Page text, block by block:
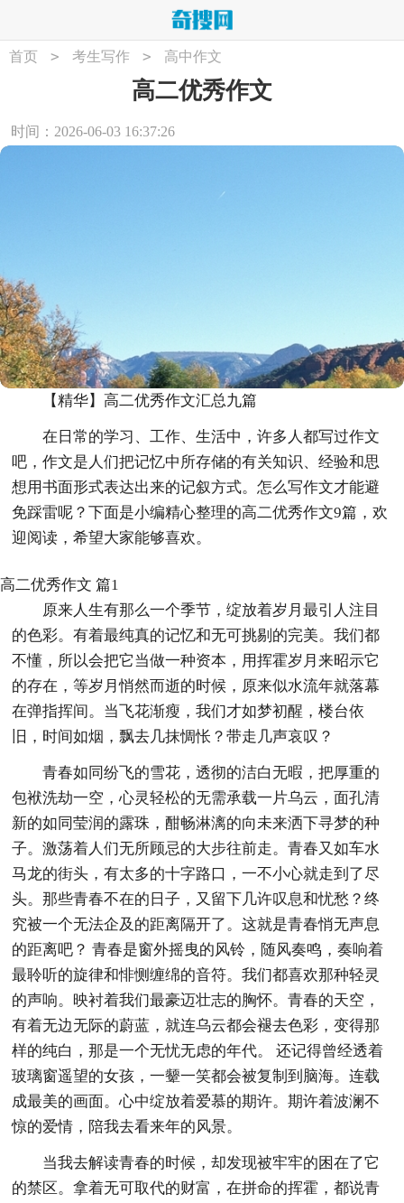
首页 > 考生写作 > 高中作文
高二优秀作文
时间：2026-06-03 16:37:26
【精华】高二优秀作文汇总九篇
在日常的学习、工作、生活中，许多人都写过作文
吧，作文是人们把记忆中所存储的有关知识、经验和思
想用书面形式表达出来的记叙方式。怎么写作文才能避
免踩雷呢？下面是小编精心整理的高二优秀作文9篇，欢
迎阅读，希望大家能够喜欢。
高二优秀作文 篇1
原来人生有那么一个季节，绽放着岁月最引人注目
的色彩。有着最纯真的记忆和无可挑剔的完美。我们都
不懂，所以会把它当做一种资本，用挥霍岁月来昭示它
的存在，等岁月悄然而逝的时候，原来似水流年就落幕
在弹指挥间。当飞花渐瘦，我们才如梦初醒，楼台依
旧，时间如烟，飘去几抹惆怅？带走几声哀叹？
青春如同纷飞的雪花，透彻的洁白无暇，把厚重的
包袱洗劫一空，心灵轻松的无需承载一片乌云，面孔清
新的如同莹润的露珠，酣畅淋漓的向未来洒下寻梦的种
子。激荡着人们无所顾忌的大步往前走。青春又如车水
马龙的街头，有太多的十字路口，一不小心就走到了尽
头。那些青春不在的日子，又留下几许叹息和忧愁？终
究被一个无法企及的距离隔开了。这就是青春悄无声息
的距离吧？ 青春是窗外摇曳的风铃，随风奏鸣，奏响着
最聆听的旋律和悱恻缠绵的音符。我们都喜欢那种轻灵
的声响。映衬着我们最豪迈壮志的胸怀。青春的天空，
有着无边无际的蔚蓝，就连乌云都会褪去色彩，变得那
样的纯白，那是一个无忧无虑的年代。 还记得曾经透着
玻璃窗遥望的女孩，一颦一笑都会被复制到脑海。连载
成最美的画面。心中绽放着爱慕的期许。期许着波澜不
惊的爱情，陪我去看来年的风景。
当我去解读青春的时候，却发现被牢牢的困在了它
的禁区。拿着无可取代的财富，在拼命的挥霍，都说青